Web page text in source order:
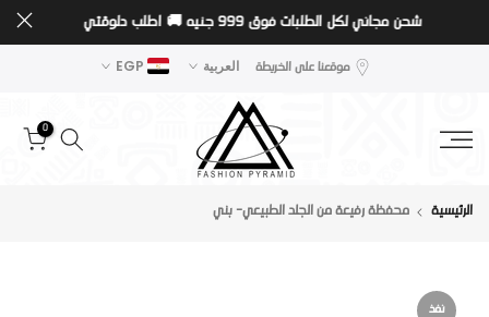
شحن مجاني لكل الطلبات فوق 999 جنيه 🚚 اطلب دلوقتي
موقعنا على الخريطة العربية EGP
0
الرئيسية محفظة رفيعة من الجلد الطبيعي- بني
نفذ